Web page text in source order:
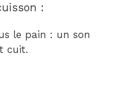
:
le pain : un son
cuit.